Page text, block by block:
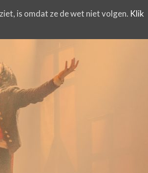
is omdat ze de wet niet volgen. Klik